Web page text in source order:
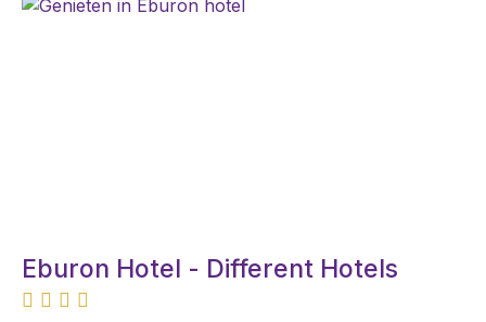
Eburon Hotel - Different Hotels